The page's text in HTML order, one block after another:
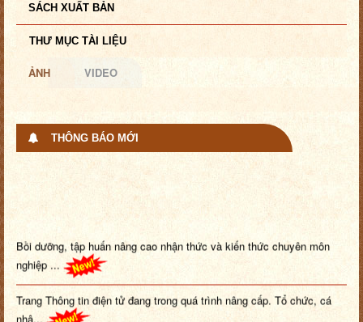
SÁCH XUẤT BẢN
THƯ MỤC TÀI LIỆU
ẢNH VIDEO
THÔNG BÁO MỚI
Bồi dưỡng, tập huấn nâng cao nhận thức và kiến thức chuyên môn
Trang Thông tin điện tử đang trong quá trình nâng cấp. Tổ chức, cá
nhâ...